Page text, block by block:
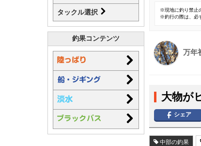
タックル選択
釣果コンテンツ
※現地に釣り禁止
※釣行の際は、必
万年
大物が
シェア
中部の釣果